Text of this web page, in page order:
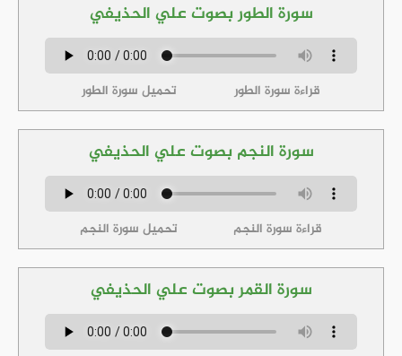
سورة الطور بصوت علي الحذيفي
قراءة سورة الطور تحميل سورة الطور
سورة النجم بصوت علي الحذيفي
قراءة سورة النجم تحميل سورة النجم
سورة القمر بصوت علي الحذيفي